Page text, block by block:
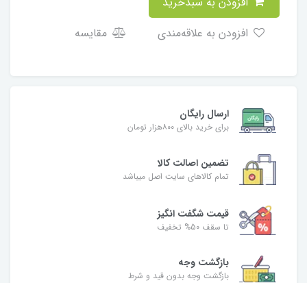
مقایسه
ارسال رایگان
برای خرید بالای ۸۰۰هزار تومان
تضمین اصالت کالا
تمام کالاهای سایت اصل میباشد
قیمت شگفت انگیز
تا سقف 50% تخفیف
بازگشت وجه
بازگشت وجه بدون قید و شرط